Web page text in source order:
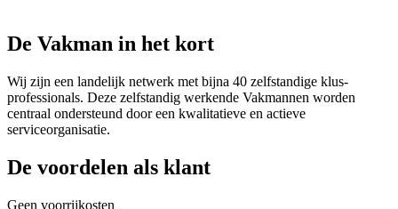
De Vakman in het kort
Wij zijn een landelijk netwerk met bijna 40 zelfstandige klus-
professionals. Deze zelfstandig werkende Vakmannen worden
centraal ondersteund door een kwalitatieve en actieve
serviceorganisatie.
De voordelen als klant
Geen voorrijkosten